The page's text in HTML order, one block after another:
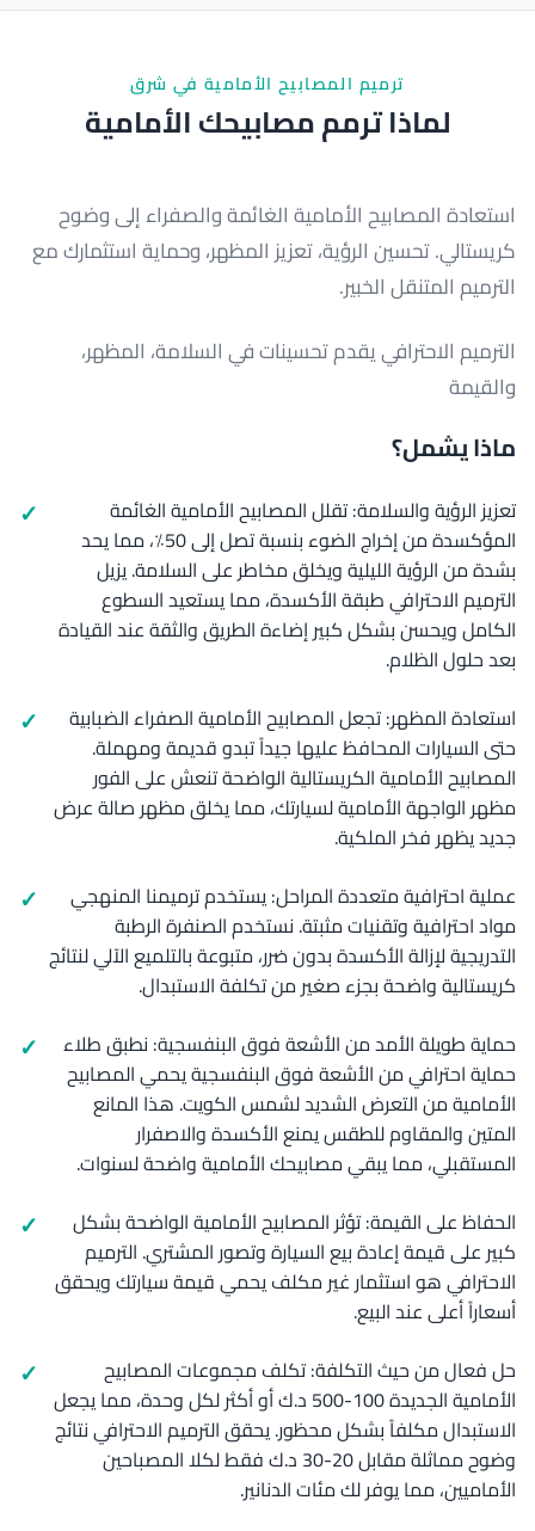
ترميم المصابيح الأمامية في شرق
لماذا ترمم مصابيحك الأمامية
استعادة المصابيح الأمامية الغائمة والصفراء إلى وضوح
كريستالي. تحسين الرؤية، تعزيز المظهر، وحماية استثمارك مع
الترميم المتنقل الخبير.
الترميم الاحترافي يقدم تحسينات في السلامة، المظهر،
والقيمة
ماذا يشمل؟
تعزيز الرؤية والسلامة: تقلل المصابيح الأمامية الغائمة
المؤكسدة من إخراج الضوء بنسبة تصل إلى 50٪، مما يحد
بشدة من الرؤية الليلية ويخلق مخاطر على السلامة. يزيل
الترميم الاحترافي طبقة الأكسدة، مما يستعيد السطوع
الكامل ويحسن بشكل كبير إضاءة الطريق والثقة عند القيادة
بعد حلول الظلام.
استعادة المظهر: تجعل المصابيح الأمامية الصفراء الضبابية
حتى السيارات المحافظ عليها جيداً تبدو قديمة ومهملة.
المصابيح الأمامية الكريستالية الواضحة تنعش على الفور
مظهر الواجهة الأمامية لسيارتك، مما يخلق مظهر صالة عرض
جديد يظهر فخر الملكية.
عملية احترافية متعددة المراحل: يستخدم ترميمنا المنهجي
مواد احترافية وتقنيات مثبتة. نستخدم الصنفرة الرطبة
التدريجية لإزالة الأكسدة بدون ضرر، متبوعة بالتلميع الآلي لنتائج
كريستالية واضحة بجزء صغير من تكلفة الاستبدال.
حماية طويلة الأمد من الأشعة فوق البنفسجية: نطبق طلاء
حماية احترافي من الأشعة فوق البنفسجية يحمي المصابيح
الأمامية من التعرض الشديد لشمس الكويت. هذا المانع
المتين والمقاوم للطقس يمنع الأكسدة والاصفرار
المستقبلي، مما يبقي مصابيحك الأمامية واضحة لسنوات.
الحفاظ على القيمة: تؤثر المصابيح الأمامية الواضحة بشكل
كبير على قيمة إعادة بيع السيارة وتصور المشتري. الترميم
الاحترافي هو استثمار غير مكلف يحمي قيمة سيارتك ويحقق
أسعاراً أعلى عند البيع.
حل فعال من حيث التكلفة: تكلف مجموعات المصابيح
الأمامية الجديدة 100-500 د.ك أو أكثر لكل وحدة، مما يجعل
الاستبدال مكلفاً بشكل محظور. يحقق الترميم الاحترافي نتائج
وضوح مماثلة مقابل 20-30 د.ك فقط لكلا المصباحين
الأماميين، مما يوفر لك مئات الدنانير.